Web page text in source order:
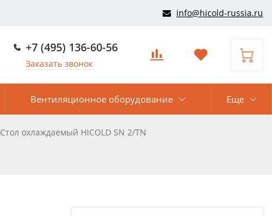
info@hicold-russia.ru
+7 (495) 136-60-56
Заказать звонок
Вентиляционное оборудование Еще
Стол охлаждаемый HICOLD SN 2/TN